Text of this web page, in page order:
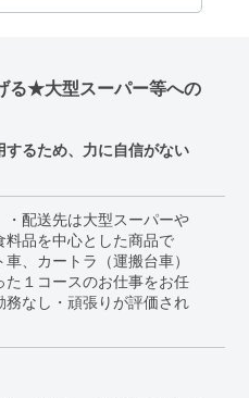
る★大型スーパー等への
るため、力に自信がない
・配送先は大型スーパーや
品を中心とした商品で
、カートラ（運搬台車）
１コースのお仕事をお任
なし・頑張りが評価され